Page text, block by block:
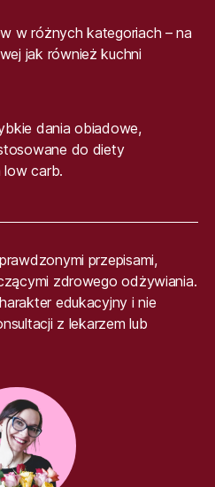
w różnych kategoriach – na
jak również kuchni
dania obiadowe,
do diety
low carb.
przepisami,
zdrowego odżywiania.
edukacyjny i nie
z lekarzem lub